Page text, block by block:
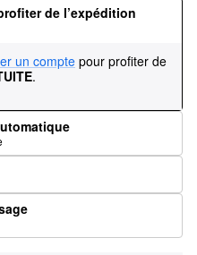
de l’expédition
un compte pour profiter de
.